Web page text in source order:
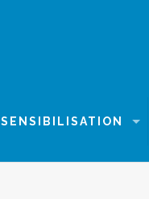
SENSIBILISATION